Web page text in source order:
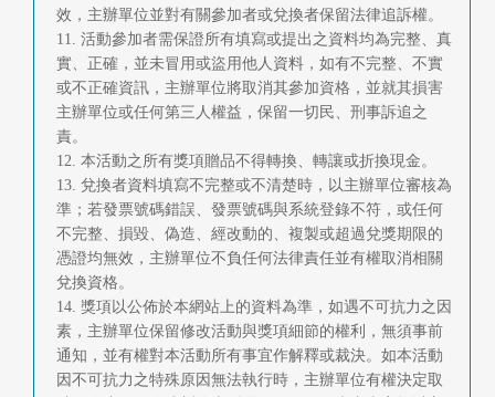
效，主辦單位並對有關參加者或兌換者保留法律追訴權。
11. 活動參加者需保證所有填寫或提出之資料均為完整、真
實、正確，並未冒用或盜用他人資料，如有不完整、不實
或不正確資訊，主辦單位將取消其參加資格，並就其損害
主辦單位或任何第三人權益，保留一切民、刑事訴追之
責。
12. 本活動之所有獎項贈品不得轉換、轉讓或折換現金。
13. 兌換者資料填寫不完整或不清楚時，以主辦單位審核為
準；若發票號碼錯誤、發票號碼與系統登錄不符，或任何
不完整、損毀、偽造、經改動的、複製或超過兌獎期限的
憑證均無效，主辦單位不負任何法律責任並有權取消相關
兌換資格。
14. 獎項以公佈於本網站上的資料為準，如遇不可抗力之因
素，主辦單位保留修改活動與獎項細節的權利，無須事前
通知，並有權對本活動所有事宜作解釋或裁決。如本活動
因不可抗力之特殊原因無法執行時，主辦單位有權決定取